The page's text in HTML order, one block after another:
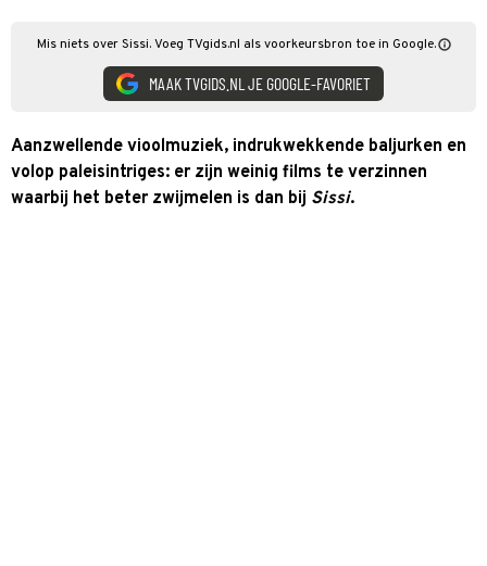
Mis niets over Sissi. Voeg TVgids.nl als voorkeursbron toe in Google.
MAAK TVGIDS.NL JE GOOGLE-FAVORIET
Aanzwellende vioolmuziek, indrukwekkende baljurken en
volop paleisintriges: er zijn weinig films te verzinnen
waarbij het beter zwijmelen is dan bij Sissi.